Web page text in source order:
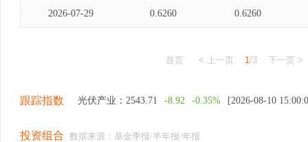
2026-07-29 0.6260 0.6260
首页 < 上一页 1/3 下一页 >
跟踪指数 光伏产业： 2543.71 -8.92 -0.35% [2026-08-10
投资组合 数据来源：基金季报/半年报/年报